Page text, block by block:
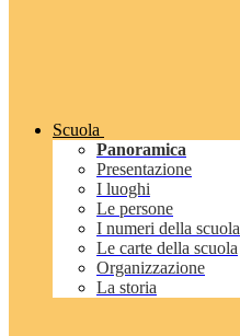
Scuola
Panoramica
Presentazione
I luoghi
Le persone
I numeri della scuola
Le carte della scuola
Organizzazione
La storia